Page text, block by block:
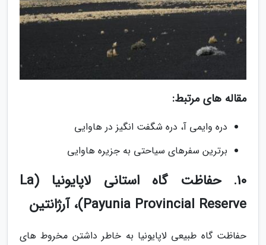
مقاله های مرتبط:
دره وایمی آ، دره شگفت انگیز در هاوایی
برترین سفرهای سیاحتی به جزیره هاوایی
10. حفاظت گاه استانی لاپایونیا (La
Payunia Provincial Reserve)، آرژانتین
حفاظت گاه طبیعی لاپایونیا به خاطر داشتن مخروط های